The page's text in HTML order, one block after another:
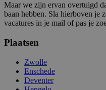
Maar we zijn ervan overtuigd
baan hebben. Sla hierboven je
vacatures in je mail of pas je
Plaatsen
Zwolle
Enschede
Deventer